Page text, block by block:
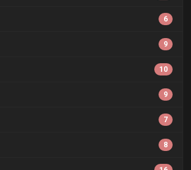
6
9
10
9
7
8